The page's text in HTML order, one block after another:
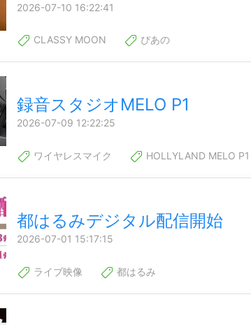
2026-07-10 16:22:41
CLASSY MOON ぴあの
録音スタジオMELO P1
2026-07-09 12:22:25
ワイヤレスマイク HOLLYLAND MELO P1
都はるみデジタル配信開始
2026-07-01 15:17:15
ライブ映像 都はるみ